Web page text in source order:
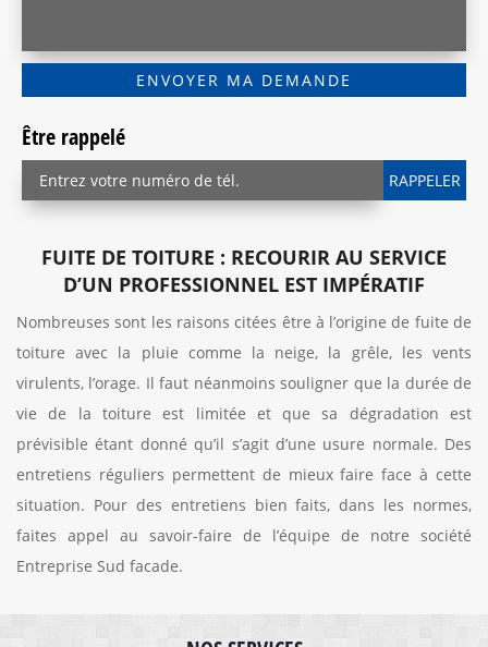
Être rappelé
FUITE DE TOITURE : RECOURIR AU SERVICE
D’UN PROFESSIONNEL EST IMPÉRATIF
Nombreuses sont les raisons citées être à l’origine de fuite de
toiture avec la pluie comme la neige, la grêle, les vents
virulents, l’orage. Il faut néanmoins souligner que la durée de
vie de la toiture est limitée et que sa dégradation est
prévisible étant donné qu’il s’agit d’une usure normale. Des
entretiens réguliers permettent de mieux faire face à cette
situation. Pour des entretiens bien faits, dans les normes,
faites appel au savoir-faire de l’équipe de notre société
Entreprise Sud facade.